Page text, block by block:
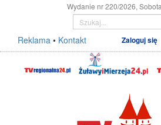
Wydanie nr 220/2026,
Reklama • Kontakt Zaloguj się